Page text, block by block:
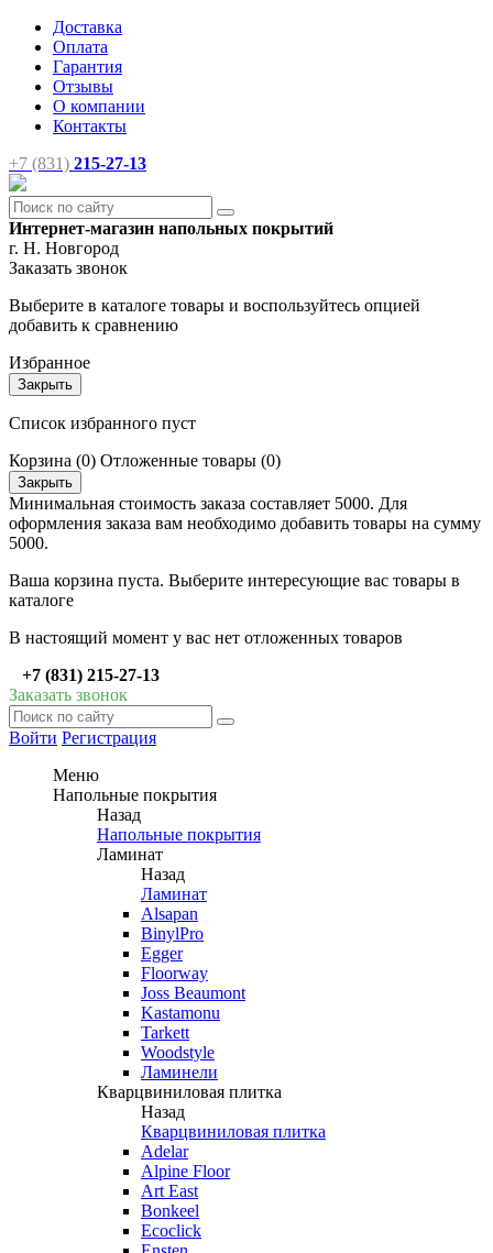
Доставка
Оплата
Гарантия
Отзывы
О компании
Контакты
+7 (831) 215-27-13
Интернет-магазин напольных покрытий
г. Н. Новгород
Заказать звонок
Выберите в каталоге товары и воспользуйтесь опцией
добавить к сравнению
Избранное
Закрыть
Список избранного пуст
Корзина (0) Отложенные товары (0)
Закрыть
Минимальная стоимость заказа составляет 5000. Для
оформления заказа вам необходимо добавить товары на сумму
5000.
Ваша корзина пуста. Выберите интересующие вас товары в
каталоге
В настоящий момент у вас нет отложенных товаров
+7 (831) 215-27-13
Заказать звонок
Войти Регистрация
Меню
Напольные покрытия
Назад
Напольные покрытия
Ламинат
Назад
Ламинат
Alsapan
BinylPro
Egger
Floorway
Joss Beaumont
Kastamonu
Tarkett
Woodstyle
Ламинели
Кварцвиниловая плитка
Назад
Кварцвиниловая плитка
Adelar
Alpine Floor
Art East
Bonkeel
Ecoclick